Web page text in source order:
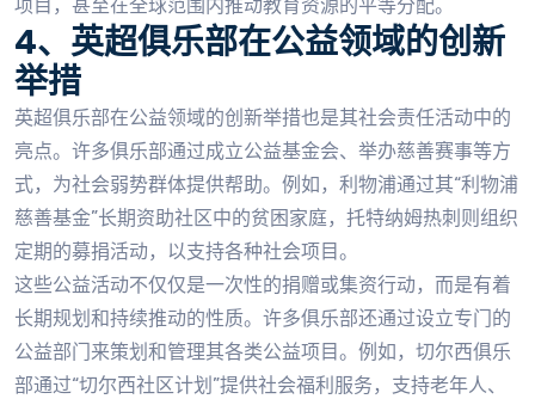
项目，甚至在全球范围内推动教育资源的平等分配。
4、英超俱乐部在公益领域的创新
举措
英超俱乐部在公益领域的创新举措也是其社会责任活动中的
亮点。许多俱乐部通过成立公益基金会、举办慈善赛事等方
式，为社会弱势群体提供帮助。例如，利物浦通过其“利物浦
慈善基金”长期资助社区中的贫困家庭，托特纳姆热刺则组织
定期的募捐活动，以支持各种社会项目。
这些公益活动不仅仅是一次性的捐赠或集资行动，而是有着
长期规划和持续推动的性质。许多俱乐部还通过设立专门的
公益部门来策划和管理其各类公益项目。例如，切尔西俱乐
部通过“切尔西社区计划”提供社会福利服务，支持老年人、